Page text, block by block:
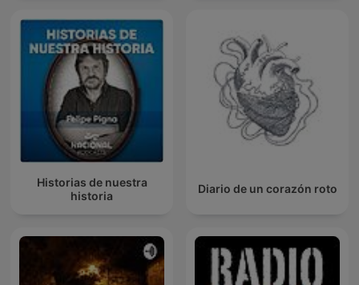
Historias de nuestra
historia
Diario de un corazón roto